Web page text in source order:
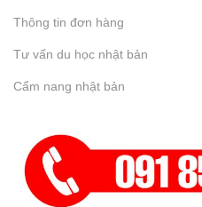
Thông tin đơn hàng
Tư vấn du học nhật bản
Cẩm nang nhật bản